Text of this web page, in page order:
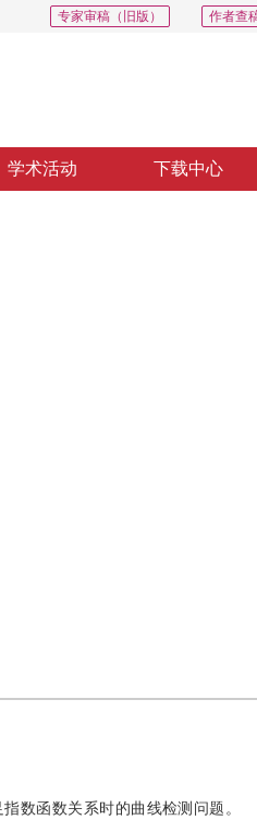
作者查
专家审稿（旧版）
学术活动 下载中心
数函数关系时的曲线检测问题。